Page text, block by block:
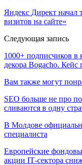
Яндекс Директ начал
визитов на сайте»
Следующая запись
1000+ подписчиков в
декора Bogacho.
Вам также могут
SEO больше не про
сливаются в одну
В Молдове
специалиста
Европейские
акции IT‑сектора